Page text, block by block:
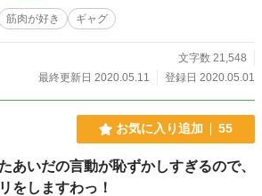
筋肉が好き ギャグ
文字数 21,548
最終更新日 2020.05.11
登録日 2020.05.01
お気に入り追加 55
あいだの言動が恥ずかしすぎるので、
をしますわっ！